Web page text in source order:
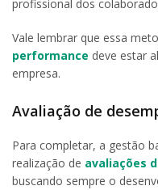
profissional dos
Vale lembrar que essa
performance deve estar
empresa.
Avaliação de
Para completar, a gestão
realização de avaliações
buscando sempre o